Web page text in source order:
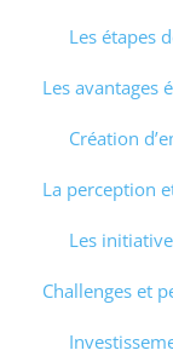
Les étapes
Les avantages
Création
La perception
Les
Challenges et